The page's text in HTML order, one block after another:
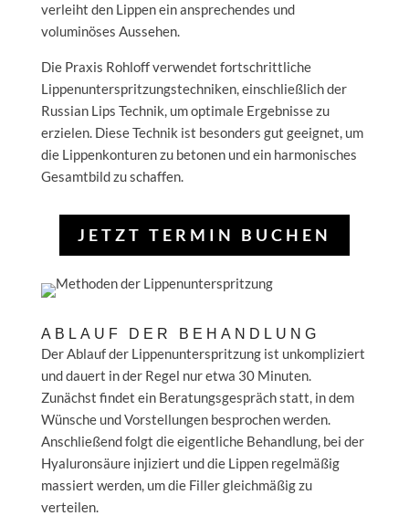
verleiht den Lippen ein ansprechendes und
voluminöses Aussehen.
Die Praxis Rohloff verwendet fortschrittliche
Lippenunterspritzungstechniken, einschließlich der
Russian Lips Technik, um optimale Ergebnisse zu
erzielen. Diese Technik ist besonders gut geeignet, um
die Lippenkonturen zu betonen und ein harmonisches
Gesamtbild zu schaffen.
JETZT TERMIN BUCHEN
ABLAUF DER BEHANDLUNG
Der Ablauf der Lippenunterspritzung ist unkompliziert
und dauert in der Regel nur etwa 30 Minuten.
Zunächst findet ein Beratungsgespräch statt, in dem
Wünsche und Vorstellungen besprochen werden.
Anschließend folgt die eigentliche Behandlung, bei der
Hyaluronsäure injiziert und die Lippen regelmäßig
massiert werden, um die Filler gleichmäßig zu
verteilen.